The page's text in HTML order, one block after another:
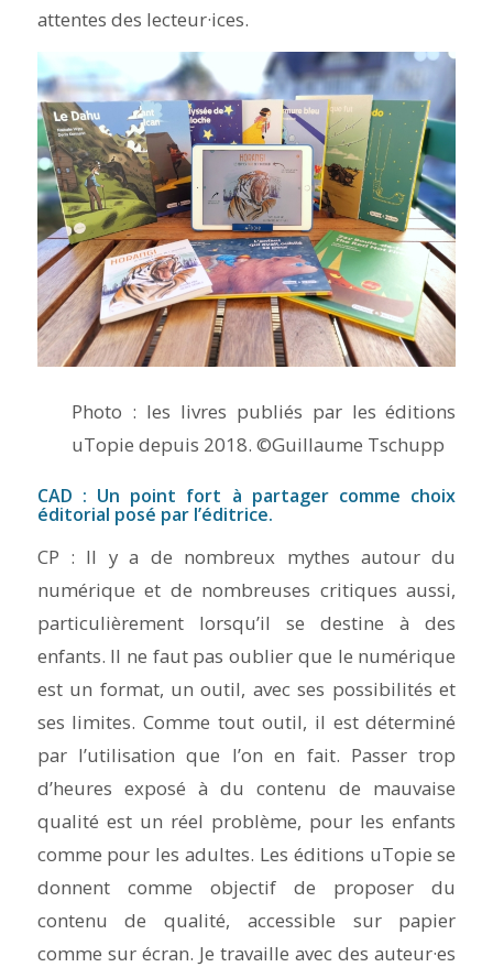
attentes des lecteur·ices.
Photo : les livres publiés par les éditions
uTopie depuis 2018. ©Guillaume Tschupp
CAD : Un point fort à partager comme choix
éditorial posé par l’éditrice.
CP : Il y a de nombreux mythes autour du
numérique et de nombreuses critiques aussi,
particulièrement lorsqu’il se destine à des
enfants. Il ne faut pas oublier que le numérique
est un format, un outil, avec ses possibilités et
ses limites. Comme tout outil, il est déterminé
par l’utilisation que l’on en fait. Passer trop
d’heures exposé à du contenu de mauvaise
qualité est un réel problème, pour les enfants
comme pour les adultes. Les éditions uTopie se
donnent comme objectif de proposer du
contenu de qualité, accessible sur papier
comme sur écran. Je travaille avec des auteur·es